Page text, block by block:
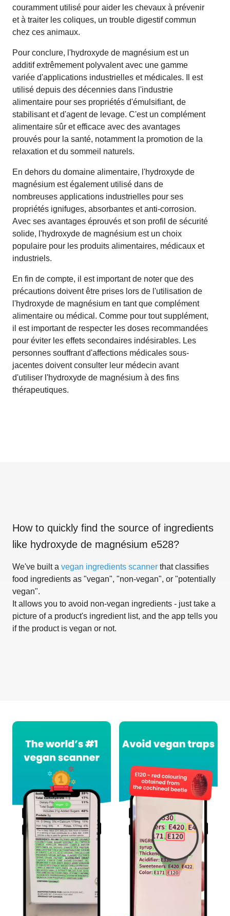
couramment utilisé pour aider les chevaux à prévenir
et à traiter les coliques, un trouble digestif commun
chez ces animaux.
Pour conclure, l'hydroxyde de magnésium est un
additif extrêmement polyvalent avec une gamme
variée d'applications industrielles et médicales. Il est
utilisé depuis des décennies dans l'industrie
alimentaire pour ses propriétés d'émulsifiant, de
stabilisant et d'agent de levage. C'est un complément
alimentaire sûr et efficace avec des avantages
prouvés pour la santé, notamment la promotion de la
relaxation et du sommeil naturels.
En dehors du domaine alimentaire, l'hydroxyde de
magnésium est également utilisé dans de
nombreuses applications industrielles pour ses
propriétés ignifuges, absorbantes et anti-corrosion.
Avec ses avantages éprouvés et son profil de sécurité
solide, l'hydroxyde de magnésium est un choix
populaire pour les produits alimentaires, médicaux et
industriels.
En fin de compte, il est important de noter que des
précautions doivent être prises lors de l'utilisation de
l'hydroxyde de magnésium en tant que complément
alimentaire ou médical. Comme pour tout supplément,
il est important de respecter les doses recommandées
pour éviter les effets secondaires indésirables. Les
personnes souffrant d'affections médicales sous-
jacentes doivent consulter leur médecin avant
d'utiliser l'hydroxyde de magnésium à des fins
thérapeutiques.
How to quickly find the source of ingredients
like hydroxyde de magnésium e528?
We've built a vegan ingredients scanner that classifies
food ingredients as "vegan", "non-vegan", or "potentially
vegan".
It allows you to avoid non-vegan ingredients - just take a
picture of a product's ingredient list, and the app tells you
if the product is vegan or not.